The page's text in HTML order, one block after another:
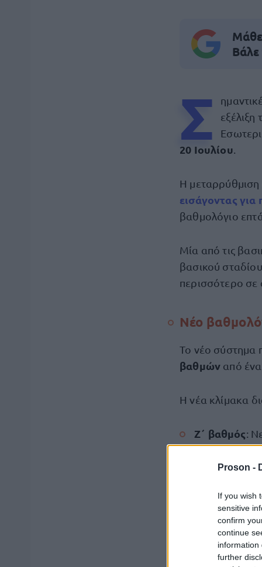
Proson -
If you wish
sensitive
confirm
continue
information
further
Μάθε
Σ
20 Ιουλίου
Η μεταρρύθμιση
εισάγοντας
βαθμολόγιο
Μία από τις
βασικού
περισσότερο σε
Νέο
Το νέο σύστημα
βαθμών από
Η νέα κλίμακα
Ζ΄ βαθμός:
ΣΤ΄ βαθμός
Ε΄ βαθμός
Δ΄ βαθμός :
Γ΄ βαθμός: